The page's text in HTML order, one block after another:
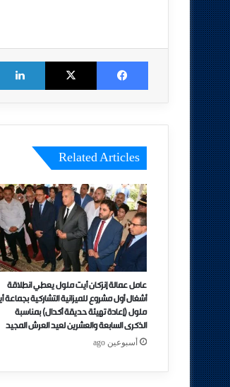
Facebook
X
Related Articles
عامل عمالة إنزكان أيت ملول يعطي انطلاقة
أشغال أول مشروع للميزانية التشاركية بجماعة
ملول (إعادة تهيئة حديقة أكدال) بمناسبة
الذكرى السابعة والعشرين لعيد العرش المجيد
أسبوعين ago